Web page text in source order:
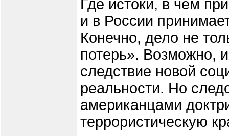
Где истоки, в чём
и в России
Конечно, дело не
потерь». Возможно,
следствие новой
реальности. Но
американцами
террористическую